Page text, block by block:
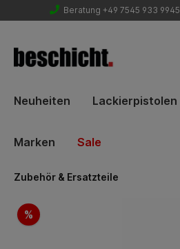
Beratung +49 7545 933 9945
Neuheiten Lackierpistolen
Marken Sale
Zubehör & Ersatzteile
Bildergalerie überspringen
%